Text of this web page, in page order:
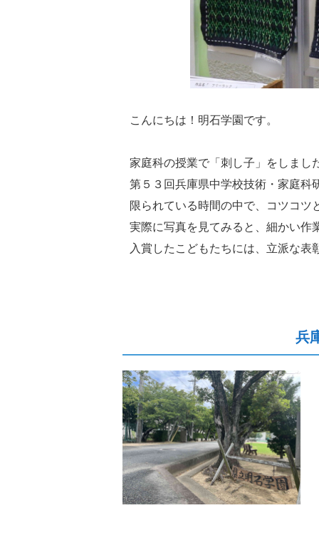
こんにちは！明石学園です。
家庭科の授業で「刺し子」をしまし
第５３回兵庫県中学校技術・家庭
限られている時間の中で、コツコツ
実際に写真を見てみると、細かい作
入賞したこどもたちには、立派な表
兵